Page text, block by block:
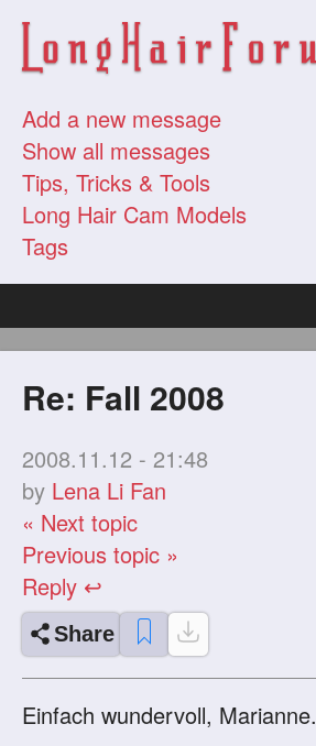
Add a new message
Show all messages
Tips, Tricks & Tools
Long Hair Cam Models
Tags
Re: Fall 2008
2008.11.12 - 21:48
by Lena Li Fan
« Next topic
Previous topic »
Reply ↩
Share
Einfach wundervoll, Marianne.